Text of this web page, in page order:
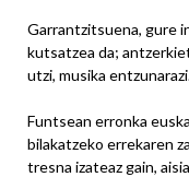
Garrantzitsuena, gure
kutsatzea da;
utzi, musika
Funtsean erronka
bilakatzeko errekaren
tresna izateaz gain,